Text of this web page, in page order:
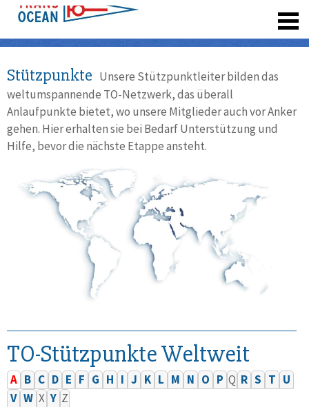
Stützpunkte Unsere Stützpunktleiter bilden das
weltumspannende TO-Netzwerk, das überall
Anlaufpunkte bietet, wo unsere Mitglieder auch vor Anker
gehen. Hier erhalten sie bei Bedarf Unterstützung und
Hilfe, bevor die nächste Etappe ansteht.
TO-Stützpunkte Weltweit
A B C D E F G H I J K L M N O P Q R S T U
V W X Y Z